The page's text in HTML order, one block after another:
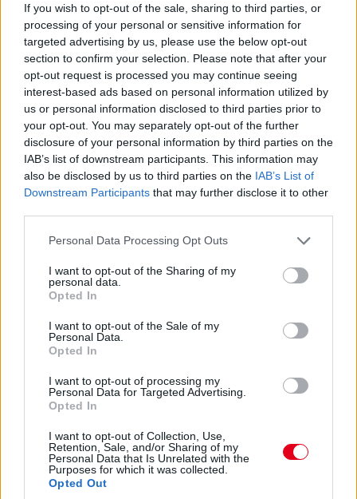
If you wish to opt-out of the sale, sharing to third parties, or
processing of your personal or sensitive information for
targeted advertising by us, please use the below opt-out
section to confirm your selection. Please note that after your
opt-out request is processed you may continue seeing
interest-based ads based on personal information utilized by
us or personal information disclosed to third parties prior to
your opt-out. You may separately opt-out of the further
disclosure of your personal information by third parties on the
IAB’s list of downstream participants. This information may
also be disclosed by us to third parties on the IAB’s List of
Downstream Participants that may further disclose it to other
Please note that this website/app uses one or more Google
not limited to your visit or usage behaviour. You may click to
grant or deny consent to Google and its third-party tags to
use your data for below specified purposes in below Google
consent section.
Personal Data Processing Opt Outs
I want to opt-out of the Sharing of my
personal data.
Opted In
I want to opt-out of the Sale of my
Personal Data.
Opted In
I want to opt-out of processing my
Personal Data for Targeted Advertising.
Opted In
I want to opt-out of Collection, Use,
Retention, Sale, and/or Sharing of my
Personal Data that Is Unrelated with the
Purposes for which it was collected.
Opted Out
Pryce nem tehetett semmit, semmilyen
biztonsági berendezés nem óvhatta volna meg
az életét, a tűzoltókészülék akkora erővel érte
el a sisakját, hogy azon továbbcsúszva és a
bukócső tetején gellert kapva átrepült a pálya
legnagyobb lelátója felett, és a mögötte lévő
parkolóban csapódott be. Az elhunyt versenyző
felesége, Nella férje halála után Tony Brise
özvegyével, Janettel indított közös vállalkozást.
Csodálatos túlélés
David Purley Formula–1-es pályafutásának
szintén egy baleset vetett véget 1977-ben. Az